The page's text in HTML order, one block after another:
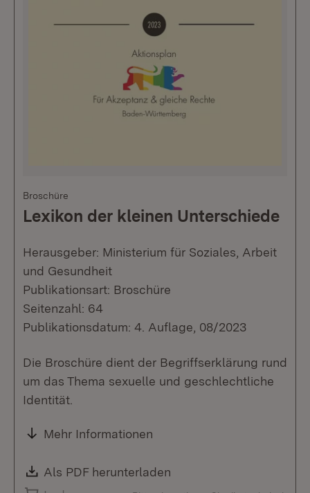
Broschüre
Lexikon der kleinen Unterschiede
Herausgeber: Ministerium für Soziales, Arbeit
und Gesundheit
Publikationsart: Broschüre
Seitenzahl: 64
Publikationsdatum: 4. Auflage, 08/2023
Die Broschüre dient der Begriffserklärung rund
um das Thema sexuelle und geschlechtliche
Identität.
Mehr Informationen
Download:
Als PDF herunterladen